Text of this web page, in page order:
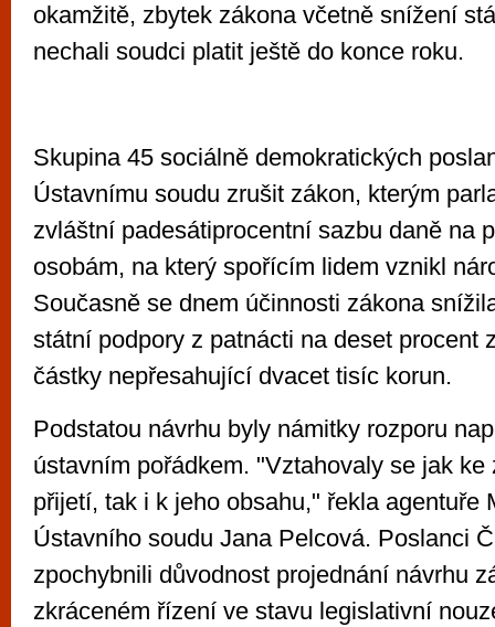
okamžitě, zbytek zákona včetně snížení
nechali soudci platit ještě do konce roku.
Skupina 45 sociálně demokratických
Ústavnímu soudu zrušit zákon, kterým
zvláštní padesátiprocentní sazbu daně na
osobám, na který spořícím lidem vznikl
Současně se dnem účinnosti zákona
státní podpory z patnácti na deset procent
částky nepřesahující dvacet tisíc korun.
Podstatou návrhu byly námitky rozporu
ústavním pořádkem. "Vztahovaly se jak ke
přijetí, tak i k jeho obsahu," řekla agentuře
Ústavního soudu Jana Pelcová. Poslanci
zpochybnili důvodnost projednání návrhu
zkráceném řízení ve stavu legislativní